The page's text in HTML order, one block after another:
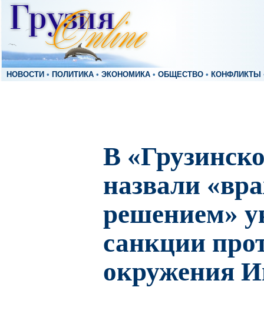
НОВОСТИ • ПОЛИТИКА • ЭКОНОМИКА • ОБЩЕСТВО • КОНФЛИКТЫ
В
назвали
решением»
санкции
окружения